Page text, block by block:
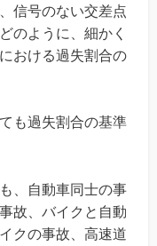
信号のない交差点
のように、細かく
おける過失割合の
も過失割合の基準
、自動車同士の事
故、バイクと自動
クの事故、高速道